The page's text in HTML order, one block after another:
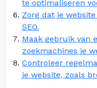
te optimaliseren
Zorg dat je
SEO.
Maak gebruik van
zoekmachines je
Controleer
je website, zoals